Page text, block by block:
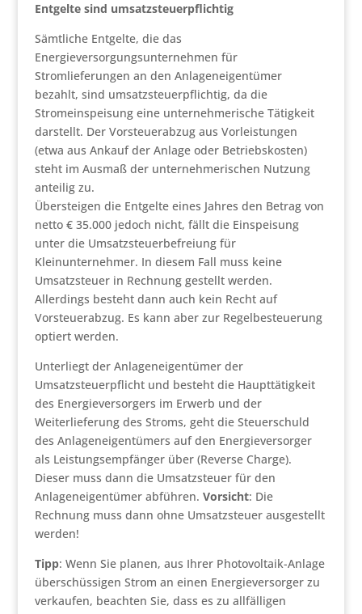
Entgelte sind umsatzsteuerpflichtig
Sämtliche Entgelte, die das
Energieversorgungsunternehmen für
Stromlieferungen an den Anlageneigentümer
bezahlt, sind umsatzsteuerpflichtig, da die
Stromeinspeisung eine unternehmerische Tätigkeit
darstellt. Der Vorsteuerabzug aus Vorleistungen
(etwa aus Ankauf der Anlage oder Betriebskosten)
steht im Ausmaß der unternehmerischen Nutzung
anteilig zu.
Übersteigen die Entgelte eines Jahres den Betrag von
netto € 35.000 jedoch nicht, fällt die Einspeisung
unter die Umsatzsteuerbefreiung für
Kleinunternehmer. In diesem Fall muss keine
Umsatzsteuer in Rechnung gestellt werden.
Allerdings besteht dann auch kein Recht auf
Vorsteuerabzug. Es kann aber zur Regelbesteuerung
optiert werden.
Unterliegt der Anlageneigentümer der
Umsatzsteuerpflicht und besteht die Haupttätigkeit
des Energieversorgers im Erwerb und der
Weiterlieferung des Stroms, geht die Steuerschuld
des Anlageneigentümers auf den Energieversorger
als Leistungsempfänger über (Reverse Charge).
Dieser muss dann die Umsatzsteuer für den
Anlageneigentümer abführen. Vorsicht: Die
Rechnung muss dann ohne Umsatzsteuer ausgestellt
werden!
Tipp: Wenn Sie planen, aus Ihrer Photovoltaik-Anlage
überschüssigen Strom an einen Energieversorger zu
verkaufen, beachten Sie, dass es zu allfälligen